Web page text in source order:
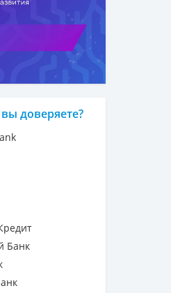
доверяете?
Банк